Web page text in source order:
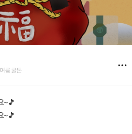
름 쿨톤
~🎵
~🎵